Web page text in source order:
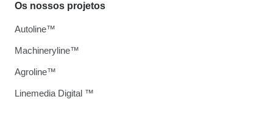
Os nossos projetos
Autoline™
Machineryline™
Agroline™
Linemedia Digital ™